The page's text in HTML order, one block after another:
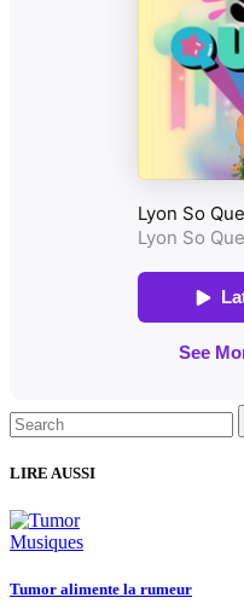
Search
for:
LIRE AUSSI
Musiques
Tumor alimente la rumeur